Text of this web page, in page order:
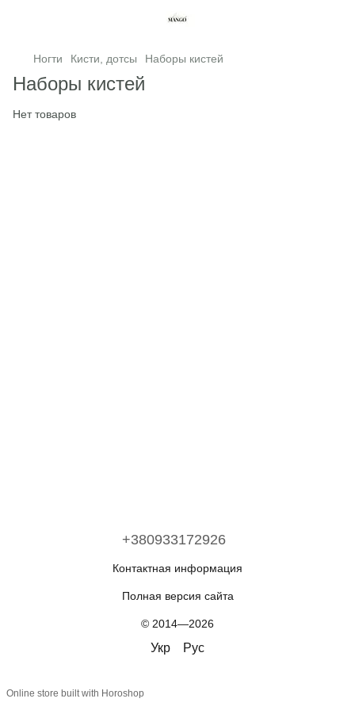
Ногти Кисти, дотсы Наборы кистей
Наборы кистей
Нет товаров
+380933172926
Контактная информация
Полная версия сайта
© 2014—2026
Укр Рус
Online store built with Horoshop